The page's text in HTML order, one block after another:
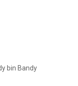
bin Bandy